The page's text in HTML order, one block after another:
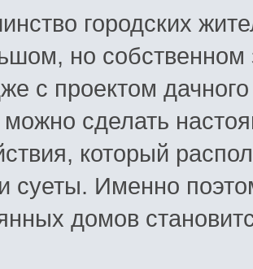
городских
но
с проектом
сделать
который
суеты. Именно
домов